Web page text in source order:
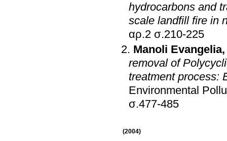
hydrocarbons and
scale landfill fire in
αρ.2 σ.210-225
Manoli Evangelia
removal of
treatment process:
Environmental
σ.477-485
(2004)